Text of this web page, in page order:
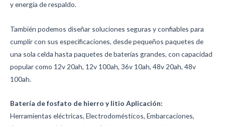
y energía de respaldo.
También podemos diseñar soluciones seguras y confiables para
cumplir con sus especificaciones, desde pequeños paquetes de
una sola celda hasta paquetes de baterías grandes, con capacidad
popular como 12v 20ah, 12v 100ah, 36v 10ah, 48v 20ah, 48v
100ah.
Batería de fosfato de hierro y litio Aplicación:
Herramientas eléctricas, Electrodomésticos, Embarcaciones,